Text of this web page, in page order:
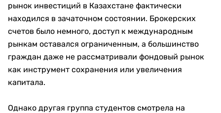
рынок инвестиций в Казахстане фактически
находился в зачаточном состоянии. Брокерских
счетов было немного, доступ к международным
рынкам оставался ограниченным, а большинство
граждан даже не рассматривали фондовый рынок
как инструмент сохранения или увеличения
капитала.
Однако другая группа студентов смотрела на